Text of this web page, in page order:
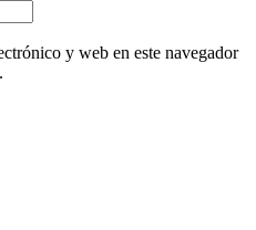
y web en este navegador